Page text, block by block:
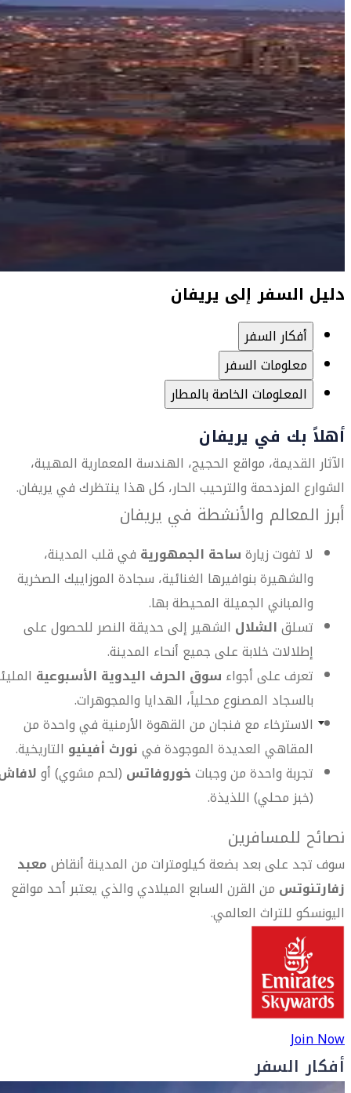
دليل السفر إلى يريفان
أفكار السفر
معلومات السفر
المعلومات الخاصة بالمطار
أهلاً بك في يريفان
الآثار القديمة، مواقع الحجيج، الهندسة المعمارية المهيبة،
الشوارع المزدحمة والترحيب الحار، كل هذا ينتظرك في يريفان.
أبرز المعالم والأنشطة في يريفان
لا تفوت زيارةساحة الجمهورية في قلب المدينة،
والشهيرة بنوافيرها الغنائية، سجادة الموزاييك الصخرية
والمباني الجميلة المحيطة بها.
تسلقالشلال الشهير إلى حديقة النصر للحصول على
إطلالات خلابة على جميع أنحاء المدينة.
تعرف على أجواء سوق الحرف اليدوية الأسبوعية
بالسجاد المصنوع محلياً، الهدايا والمجوهرات.
الاسترخاء مع فنجان من القهوة الأرمنية في واحدة من
المقاهي العديدة الموجودة فينورث أفينيو التاريخية.
تجربة واحدة من وجباتخوروفاتس (لحم مشوي) أو
(خبز محلي) اللذيذة.
نصائح للمسافرين
سوف تجد على بعد بضعة كيلومترات من المدينة أنقاضمعبد
زفارتنوتس من القرن السابع الميلادي والذي يعتبر أحد مواقع
اليونسكو للتراث العالمي.
Join Now
أفكار السفر